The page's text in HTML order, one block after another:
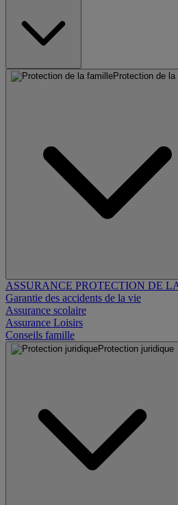
Protection de
ASSURANCE PROTECTION DE
Garantie des accidents de la vie
Assurance scolaire
Assurance Loisirs
Conseils famille
Protection juridique